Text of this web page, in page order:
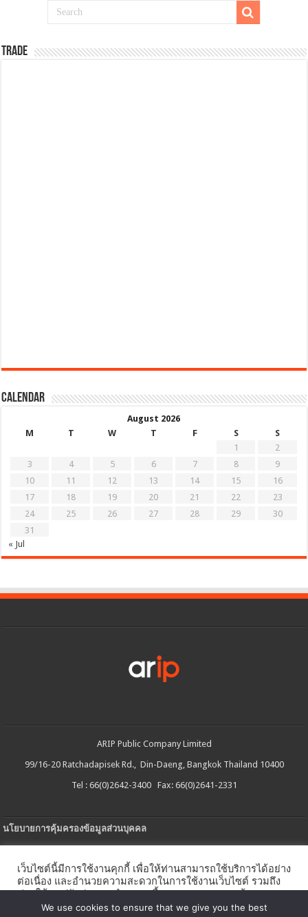
TRADE
Calendar
August 2026
M
T W T F S
S
1
2
3
4 5 6 7 8
9
10
11 12 13 14 15
16
17
18 19 20 21 22
23
24
25 26 27 28 29
30
31
« Jul
ARIP Public Company Limited
99/16-20 Ratchadapisek Rd., Din-Daeng, Bangkok Thailand 10400
Tel : 66(0)2642-3400 Fax: 66(0)2641-2331
นโยบายการคุ้มครองข้อมูลส่วนบุคคล
นโยบายการใช้คกกี้
เว็บไซต์นี้มีการใช้งานคุกกี้ เพื่อให้ท่านสามารถใช้บริการได้อย่าง
ต่อเนื่อง และอำนวยความสะดวกในการใช้งานเว็บไซต์ รวมถึง
ช่วยให้เราปรับปรุงการนำเสนอเนื้อหาตรงตามความต้องการ
ของท่าน โดยสามารถศึกษารายละเอียดเพิ่มเติมได้ใน นโยบาย
We use cookies to ensure that we give you the best